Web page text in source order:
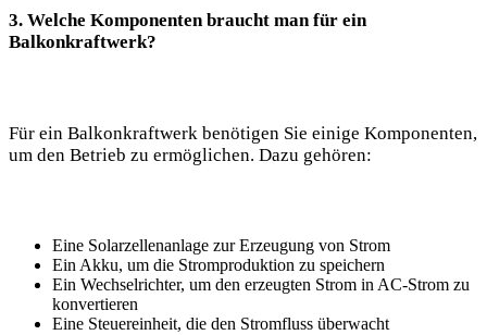
3. Welche Komponenten braucht man für ein
Balkonkraftwerk?
Für ein Balkonkraftwerk benötigen Sie einige Komponenten,
um den Betrieb zu ermöglichen. Dazu gehören:
Eine Solarzellenanlage zur Erzeugung von Strom
Ein Akku, um die Stromproduktion zu speichern
Ein Wechselrichter, um den erzeugten Strom in AC-Strom zu
konvertieren
Eine Steuereinheit, die den Stromfluss überwacht